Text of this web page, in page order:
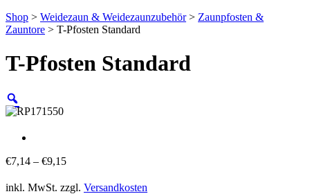
Shop > Weidezaun & Weidezaunzubehör> Zaunpfosten &
Zauntore > T-Pfosten Standard
T-Pfosten Standard
€7,14 – €9,15
inkl. MwSt. zzgl. Versandkosten